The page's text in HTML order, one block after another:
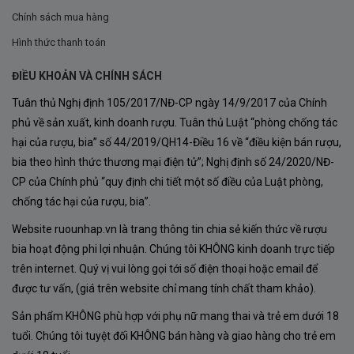
Nhờ vậy, mỗi chai vang đều giữ được bản sắc riêng và
chất lượng ổn định theo từng niên vụ.
Giống Nho Làm Nên Rượu Vang Chateau
Merlot – Linh hồn của Pomerol
Rượu VangChateau l’Evêché Pomerol được làm chủ
yếu từ giống nho
Merlot chiếm khoảng 90%.
Merlot là giống nho nổi tiếng với:
Hương trái cây chín đậm đà
Cấu trúc tannin mềm mại
Hậu vị mượt mà
Chính sách mua hàng
Hình thức thanh toán
ĐIỀU KHOẢN VÀ CHÍNH SÁCH
Tuân thủ Nghị định 105/2017/NĐ-CP ngày 14/9/2017 của Chính
phủ về sản xuất, kinh doanh rượu. Tuân thủ Luật “phòng chống tác
hại của rượu, bia” số 44/2019/QH14-Điều 16 về “điều kiện bán rượu,
bia theo hình thức thương mại điện tử”; Nghị định số 24/2020/NĐ-
CP của Chính phủ “quy định chi tiết một số điều của Luật phòng,
chống tác hại của rượu, bia”.
Website ruounhap.vn là trang thông tin chia sẻ kiến thức về rượu
bia hoạt động phi lợi nhuận. Chúng tôi KHÔNG kinh doanh trực tiếp
trên internet. Quý vị vui lòng gọi tới số điện thoại hoặc email để
được tư vấn, (giá trên website chỉ mang tính chất tham khảo).
Sản phẩm KHÔNG phù hợp với phụ nữ mang thai và trẻ em dưới 18
tuổi. Chúng tôi tuyệt đối KHÔNG bán hàng và giao hàng cho trẻ em